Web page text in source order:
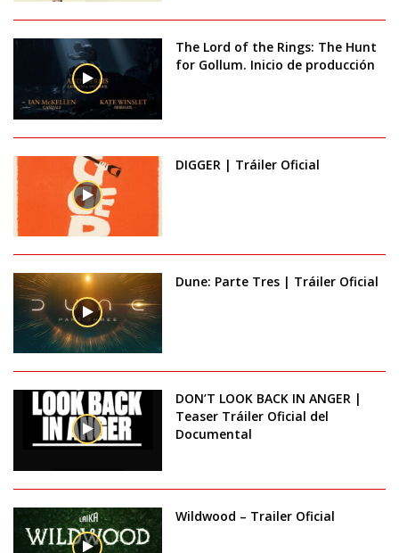
The Lord of the Rings: The Hunt
for Gollum. Inicio de producción
DIGGER | Tráiler Oficial
Dune: Parte Tres | Tráiler Oficial
DON’T LOOK BACK IN ANGER |
Teaser Tráiler Oficial del
Documental
Wildwood – Trailer Oficial